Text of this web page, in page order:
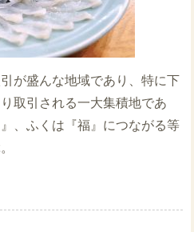
が盛んな地域であり、特に下
取引される一大集積地であ
、ふくは『福』につながる等